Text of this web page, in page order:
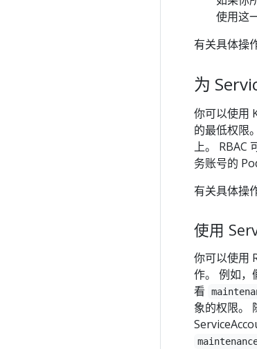
使用这
有关具体操
为
你可以使用
的最低权限
上。 RBAC
务账号的
有关具体操
使用
你可以使用
作。 例如，
看
象的权限。